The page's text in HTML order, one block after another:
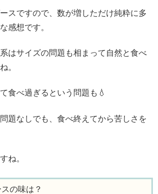
スですので、数が増しただけ純粋に多
感想です。
はサイズの問題も相まって自然と食べ
。
食べ過ぎるという問題も💧
題なしでも、食べ終えてから苦しさを
ね。
の味は？